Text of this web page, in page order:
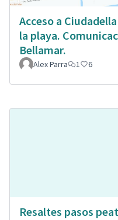
Acceso a
la playa.
Bellamar.
Alex Parra 1 6
Resaltes pasos